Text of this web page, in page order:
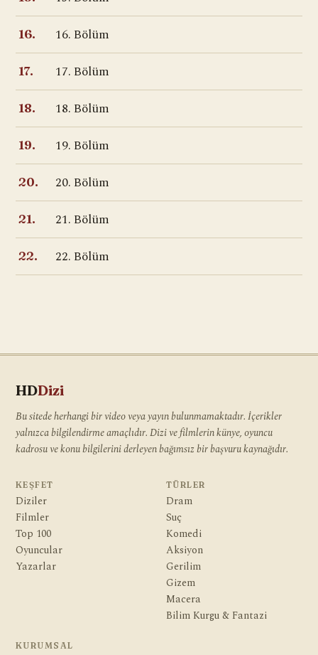
16. 16. Bölüm
17. 17. Bölüm
18. 18. Bölüm
19. 19. Bölüm
20. 20. Bölüm
21. 21. Bölüm
22. 22. Bölüm
HDDizi
Bu sitede herhangi bir video veya yayın bulunmamaktadır. İçerikler
yalnızca bilgilendirme amaçlıdır. Dizi ve filmlerin künye, oyuncu
kadrosu ve konu bilgilerini derleyen bağımsız bir başvuru kaynağıdır.
KEŞFET
Diziler
Filmler
Top 100
Oyuncular
Yazarlar
TÜRLER
Dram
Suç
Komedi
Aksiyon
Gerilim
Gizem
Macera
Bilim Kurgu & Fantazi
KURUMSAL